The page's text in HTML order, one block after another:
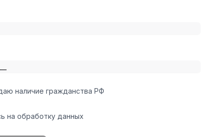
наличие гражданства РФ
на обработку данных